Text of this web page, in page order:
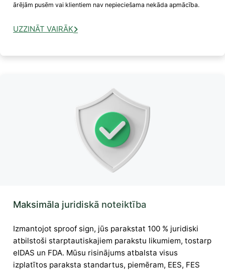
ārējām pusēm vai klientiem nav nepieciešama nekāda apmācība.
UZZINĀT VAIRĀK
Maksimāla juridiskā noteiktība
Izmantojot sproof sign, jūs parakstat 100 % juridiski
atbilstoši starptautiskajiem parakstu likumiem, tostarp
eIDAS un FDA. Mūsu risinājums atbalsta visus
izplatītos paraksta standartus, piemēram, EES, FES